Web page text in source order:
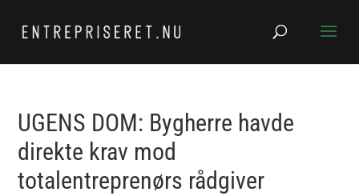
UGENS DOM: Bygherre havde
direkte krav mod
totalentreprenørs rådgiver